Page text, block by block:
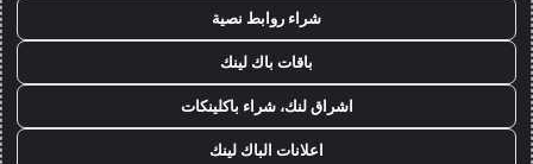
شراء روابط نصية
باقات باك لينك
اشراق لنك، شراء باكلينكات
اعلانات الباك لينك